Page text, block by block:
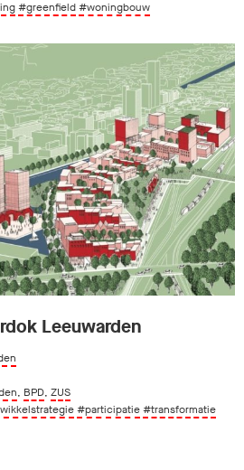
#greenfield#woningbouw
Leeuwarden
, BPD, ZUS
#participatie#transformatie